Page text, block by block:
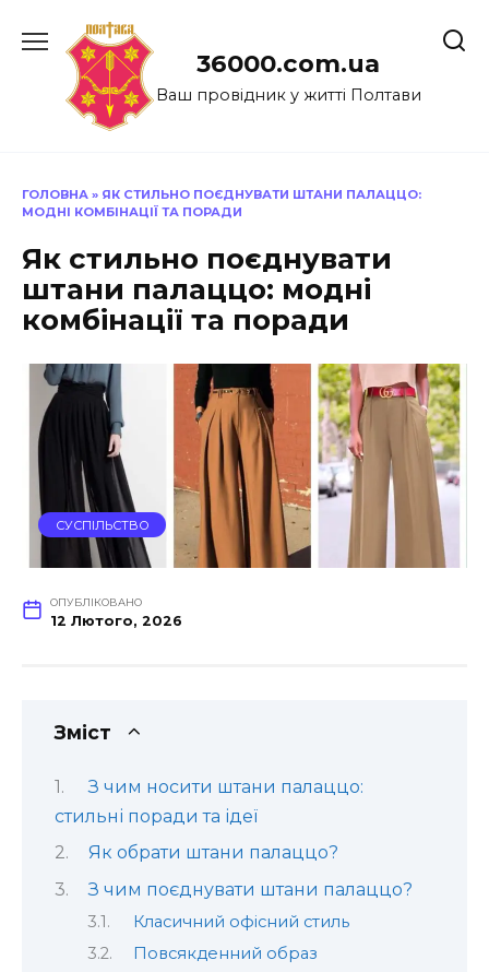
до
36000.com.ua
Ваш провідник у житті Полтави
ГОЛОВНА » ЯК СТИЛЬНО ПОЄДНУВАТИ ШТАНИ ПАЛАЦЦО:
МОДНІ КОМБІНАЦІЇ ТА ПОРАДИ
Як стильно поєднувати
штани палаццо: модні
комбінації та поради
СУСПІЛЬСТВО
ОПУБЛІКОВАНО
12 Лютого, 2026
Зміст
З чим носити штани палаццо:
стильні поради та ідеї
Як обрати штани палаццо?
З чим поєднувати штани палаццо?
Класичний офісний стиль
Повсякденний образ